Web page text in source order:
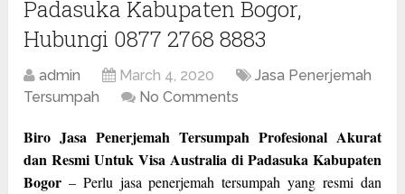
Padasuka Kabupaten Bogor,
Hubungi 0877 2768 8883
admin March 4, 2020
Jasa Penerjemah
Tersumpah
No Comments
Biro Jasa Penerjemah Tersumpah Profesional Akurat
dan Resmi Untuk Visa Australia di Padasuka Kabupaten
Bogor – Perlu jasa penerjemah tersumpah yang resmi dan